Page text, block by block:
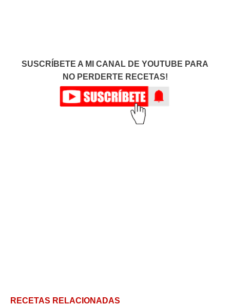
SUSCRÍBETE A MI CANAL DE YOUTUBE PARA
NO PERDERTE RECETAS!
RECETAS RELACIONADAS